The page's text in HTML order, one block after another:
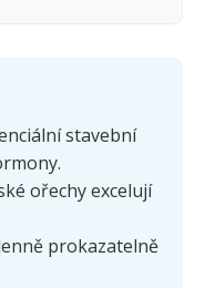
stavební
ořechy excelují
prokazatelně